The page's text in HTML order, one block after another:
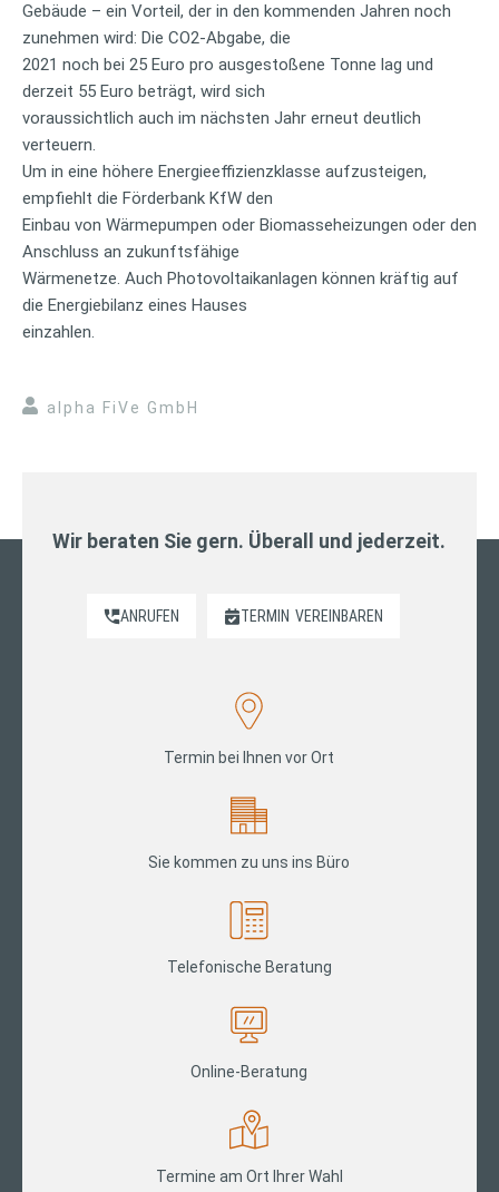
Gebäude – ein Vorteil, der in den kommenden Jahren noch
zunehmen wird: Die CO2-Abgabe, die
2021 noch bei 25 Euro pro ausgestoßene Tonne lag und
derzeit 55 Euro beträgt, wird sich
voraussichtlich auch im nächsten Jahr erneut deutlich
verteuern.
Um in eine höhere Energieeffizienzklasse aufzusteigen,
empfiehlt die Förderbank KfW den
Einbau von Wärmepumpen oder Biomasseheizungen oder den
Anschluss an zukunftsfähige
Wärmenetze. Auch Photovoltaikanlagen können kräftig auf
die Energiebilanz eines Hauses
einzahlen.
alpha FiVe GmbH
Wir beraten Sie gern. Überall und jederzeit.
ANRUFEN TERMIN VEREINBAREN
Termin bei Ihnen vor Ort
Sie kommen zu uns ins Büro
Telefonische Beratung
Online-Beratung
Termine am Ort Ihrer Wahl